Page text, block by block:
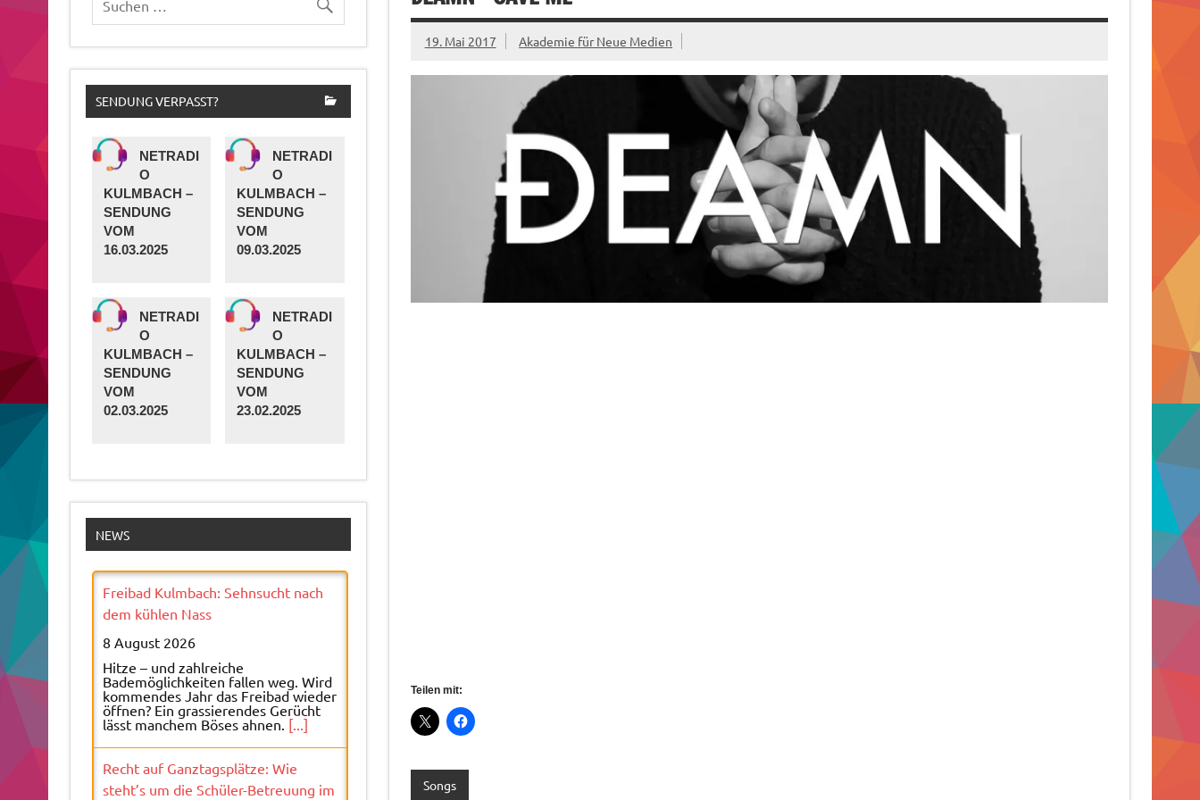
19. Mai 2017 Akademie für Neue Medien
Teilen mit:
Songs
SENDUNG VERPASST?
NETRADI
O
KULMBACH –
SENDUNG
VOM
16.03.2025
NETRADI
O
KULMBACH –
SENDUNG
VOM
09.03.2025
NETRADI
O
KULMBACH –
SENDUNG
VOM
02.03.2025
NETRADI
O
KULMBACH –
SENDUNG
VOM
23.02.2025
NEWS
Freibad Kulmbach: Sehnsucht nach
dem kühlen Nass
8 August 2026
Hitze – und zahlreiche
Bademöglichkeiten fallen weg. Wird
kommendes Jahr das Freibad wieder
öffnen? Ein grassierendes Gerücht
lässt manchem Böses ahnen.
Recht auf Ganztagsplätze: Wie
steht’s um die Schüler-Betreuung im
Fichtelgebirge?
8 August 2026